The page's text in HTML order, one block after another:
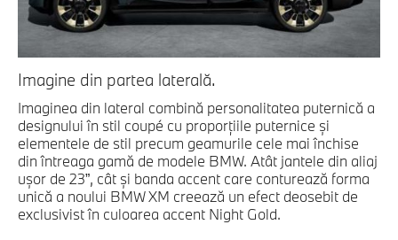
Imagine din partea laterală.
Imaginea din lateral combină personalitatea puternică a
designului în stil coupé cu proporţiile puternice şi
elementele de stil precum geamurile cele mai închise
din întreaga gamă de modele BMW. Atât jantele din aliaj
uşor de 23”, cât şi banda accent care conturează forma
unică a noului BMW XM creează un efect deosebit de
exclusivist în culoarea accent Night Gold.